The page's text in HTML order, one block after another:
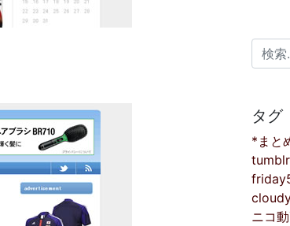
検索:
タグ
*まと
tumblr
ニコ